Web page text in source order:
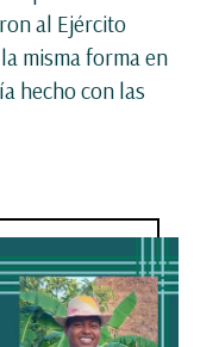
al Ejército
misma forma en
hecho con las